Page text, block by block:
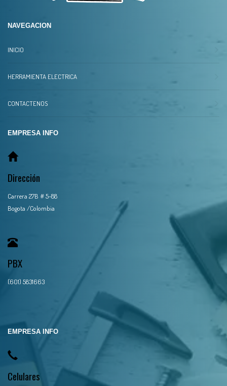
NAVEGACION
INICIO
HERRAMIENTA ELECTRICA
CONTACTENOS
EMPRESA INFO
Dirección
Carrera 27B # 5-88
Bogota /Colombia
PBX
(601) 5831663
EMPRESA INFO
Celulares